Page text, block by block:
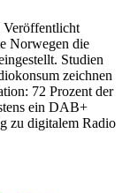
Veröffentlicht
Norwegen die
Studien
zeichnen
72 Prozent der
ein DAB+
zu digitalem Radio